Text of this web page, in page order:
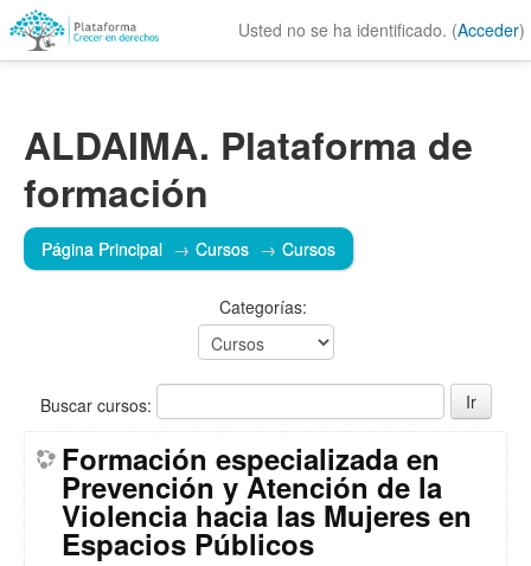
Usted no se ha identificado. (Acceder)
ALDAIMA. Plataforma de
formación
Página Principal → Cursos → Cursos
Categorías:
Buscar cursos:
Formación especializada en
Prevención y Atención de la
Violencia hacia las Mujeres en
Espacios Públicos